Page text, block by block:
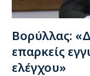
Βορύλλας:
επαρκείς
ελέγχου»